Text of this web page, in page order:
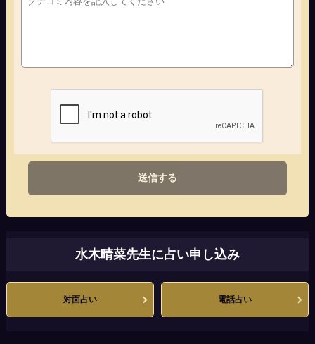
送信する
水木晴菜先生に占い申し込み
対面占い 電話占い